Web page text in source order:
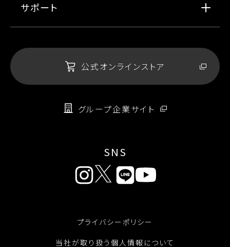
サポート
公式オンラインストア
グループ企業サイト
SNS
プライバシーポリシー
当社が取り扱う個人情報について